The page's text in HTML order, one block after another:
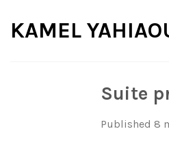
content
KAMEL
Suite
Published 8